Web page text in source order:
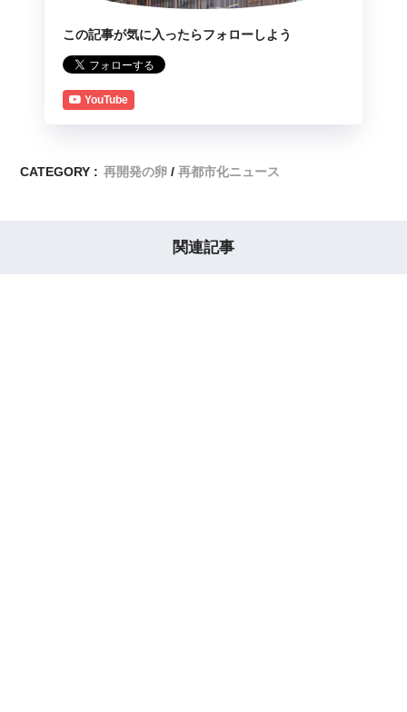
この記事が気に入ったらフォローしよう
YouTube
CATEGORY : 再開発の卵 再都市化ニュース
関連記事